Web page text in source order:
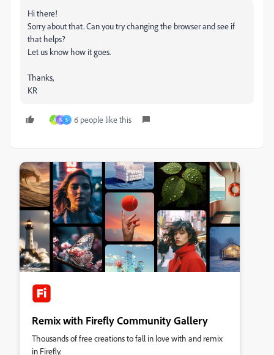
Hi there!
Sorry about that. Can you try changing the browser and see if
that helps?
Let us know how it goes.
Thanks,
KR
A N S 6 people like this
Remix with Firefly Community Gallery
Thousands of free creations to fall in love with and remix
in Firefly.